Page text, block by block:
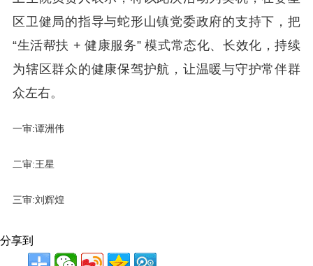
区卫健局的指导与蛇形山镇党委政府的支持下，把
“生活帮扶 + 健康服务” 模式常态化、长效化，持续
为辖区群众的健康保驾护航，让温暖与守护常伴群
众左右。
一审:谭洲伟
二审:王星
三审:刘辉煌
分享到